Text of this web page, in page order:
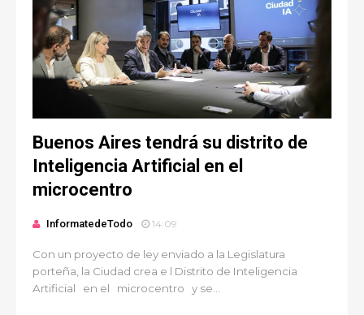
Buenos Aires tendrá su distrito de
Inteligencia Artificial en el
microcentro
InformatedeTodo 14:09
Con un proyecto de ley enviado a la Legislatura
porteña, la Ciudad crea e l Distrito de Inteligencia
Artificial en el microcentro y se...